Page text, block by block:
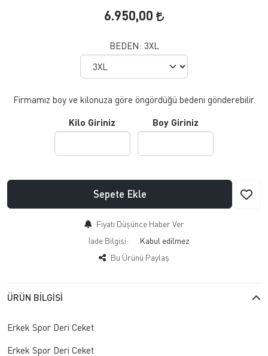
6.950,00
BEDEN: 3XL
Firmamız boy ve kilonuza göre öngördüğü bedeni gönderebilir.
Kilo Giriniz Boy Giriniz
Sepete Ekle
Fiyatı Düşünce Haber Ver
İade Bilgisi:
Bu Ürünü Paylaş
ÜRÜN BILGISI
Erkek Spor Deri Ceket
Erkek Spor Deri Ceket